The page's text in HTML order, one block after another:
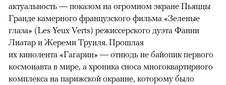
актуальность — показом на огромном экране Пьяццы
Гранде камерного французского фильма «Зеленые
глаза» (Les Yeux Verts) режиссерского дуэта Фанни
Лиатар и Жереми Труиля. Прошлая
их кинолента «Гагарин» — отнюдь не байопик первого
космонавта в мире, а хроника сноса многоквартирного
комплекса на парижской окраине, которому было